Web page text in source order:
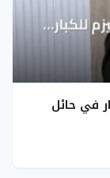
في حائل